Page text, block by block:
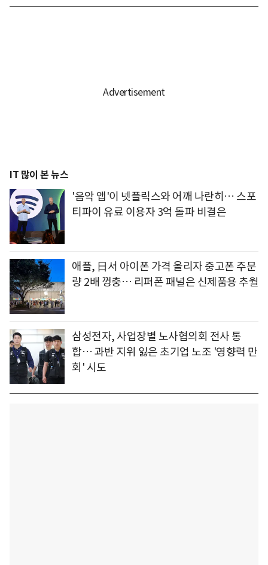
IT 많이 본 뉴스
'음악 앱'이 넷플릭스와 어깨 나란히… 스포
티파이 유료 이용자 3억 돌파 비결은
애플, 日서 아이폰 가격 올리자 중고폰 주문
량 2배 껑충… 리퍼폰 패널은 신제품용 추월
삼성전자, 사업장별 노사협의회 전사 통
합… 과반 지위 잃은 초기업 노조 '영향력 만
회' 시도